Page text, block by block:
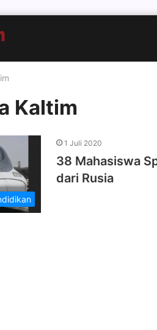
Kaltim
1 Juli 2020
38 Mahasiswa
dari Rusia